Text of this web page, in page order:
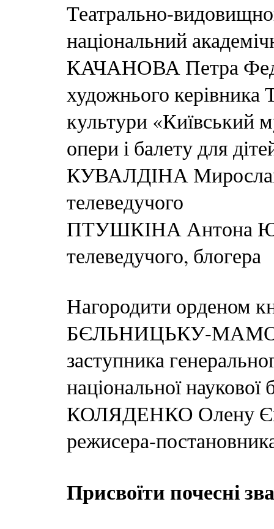
Театрально-
національний
КАЧАНОВА Петра
художнього керівника
культури «Київський
опери і балету для
КУВАЛДІНА
телеведучого
ПТУШКІНА Антона
телеведучого, блогера
Нагородити орденом
БЄЛЬНИЦЬКУ-
заступника
національної наукової
КОЛЯДЕНКО Олену
режисера-
Присвоїти почесні